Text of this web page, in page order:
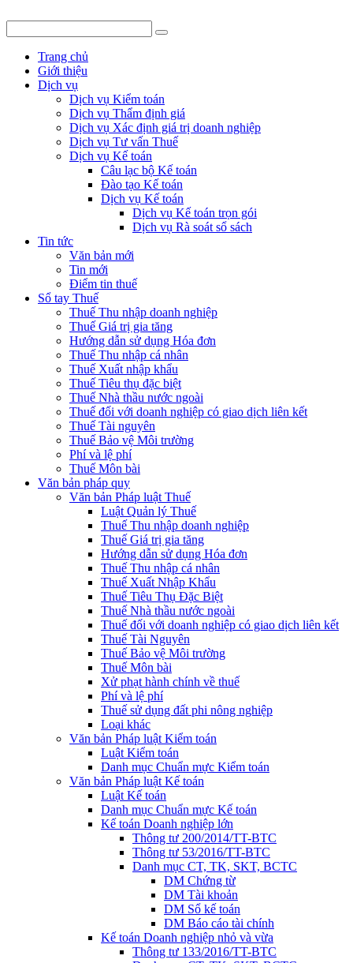
Trang chủ
Giới thiệu
Dịch vụ
Dịch vụ Kiểm toán
Dịch vụ Thẩm định giá
Dịch vụ Xác định giá trị doanh nghiệp
Dịch vụ Tư vấn Thuế
Dịch vụ Kế toán
Câu lạc bộ Kế toán
Đào tạo Kế toán
Dịch vụ Kế toán
Dịch vụ Kế toán trọn gói
Dịch vụ Rà soát sổ sách
Tin tức
Văn bản mới
Tin mới
Điểm tin thuế
Sổ tay Thuế
Thuế Thu nhập doanh nghiệp
Thuế Giá trị gia tăng
Hướng dẫn sử dụng Hóa đơn
Thuế Thu nhập cá nhân
Thuế Xuất nhập khẩu
Thuế Tiêu thụ đặc biệt
Thuế Nhà thầu nước ngoài
Thuế đối với doanh nghiệp có giao dịch liên kết
Thuế Tài nguyên
Thuế Bảo vệ Môi trường
Phí và lệ phí
Thuế Môn bài
Văn bản pháp quy
Văn bản Pháp luật Thuế
Luật Quản lý Thuế
Thuế Thu nhập doanh nghiệp
Thuế Giá trị gia tăng
Hướng dẫn sử dụng Hóa đơn
Thuế Thu nhập cá nhân
Thuế Xuất Nhập Khẩu
Thuế Tiêu Thụ Đặc Biệt
Thuế Nhà thầu nước ngoài
Thuế đối với doanh nghiệp có giao dịch liên kết
Thuế Tài Nguyên
Thuế Bảo vệ Môi trường
Thuế Môn bài
Xử phạt hành chính về thuế
Phí và lệ phí
Thuế sử dụng đất phi nông nghiệp
Loại khác
Văn bản Pháp luật Kiểm toán
Luật Kiểm toán
Danh mục Chuẩn mực Kiểm toán
Văn bản Pháp luật Kế toán
Luật Kế toán
Danh mục Chuẩn mực Kế toán
Kế toán Doanh nghiệp lớn
Thông tư 200/2014/TT-BTC
Thông tư 53/2016/TT-BTC
Danh mục CT, TK, SKT, BCTC
DM Chứng từ
DM Tài khoản
DM Sổ kế toán
DM Báo cáo tài chính
Kế toán Doanh nghiệp nhỏ và vừa
Thông tư 133/2016/TT-BTC